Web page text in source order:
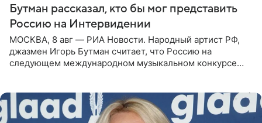
Бутман рассказал, кто бы мог представить
Россию на Интервидении
МОСКВА, 8 авг — РИА Новости. Народный артист РФ,
джазмен Игорь Бутман считает, что Россию на
следующем международном музыкальном конкурсе